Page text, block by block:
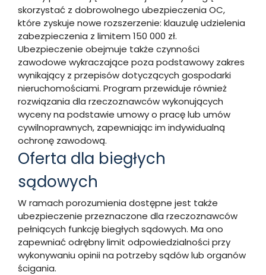
skorzystać z dobrowolnego ubezpieczenia OC,
które zyskuje nowe rozszerzenie: klauzulę udzielenia
zabezpieczenia z limitem 150 000 zł.
Ubezpieczenie obejmuje także czynności
zawodowe wykraczające poza podstawowy zakres
wynikający z przepisów dotyczących gospodarki
nieruchomościami. Program przewiduje również
rozwiązania dla rzeczoznawców wykonujących
wyceny na podstawie umowy o pracę lub umów
cywilnoprawnych, zapewniając im indywidualną
ochronę zawodową.
Oferta dla biegłych
sądowych
W ramach porozumienia dostępne jest także
ubezpieczenie przeznaczone dla rzeczoznawców
pełniących funkcję biegłych sądowych. Ma ono
zapewniać odrębny limit odpowiedzialności przy
wykonywaniu opinii na potrzeby sądów lub organów
ścigania.